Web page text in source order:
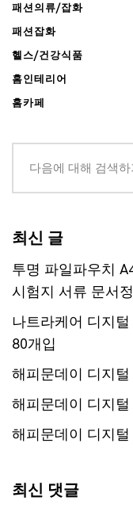
패션의류/잡화
패션잡화
헬스/건강식품
홈인테리어
홈카페
최신 글
투명 파일파우치
시험지 서류 문서
나트라케어 디지
80개입
해피문데이 디지털
해피문데이 디지털
해피문데이 디지털
최신 댓글